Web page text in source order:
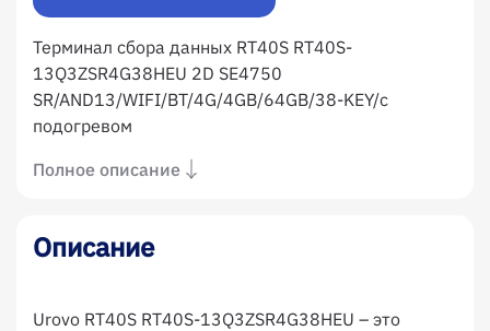
Терминал сбора данных RT40S RT40S-
13Q3ZSR4G38HEU 2D SE4750
SR/AND13/WIFI/BT/4G/4GB/64GB/38-KEY/с
подогревом
Полное описание
Описание
Urovo RT40S RT40S-13Q3ZSR4G38HEU – это